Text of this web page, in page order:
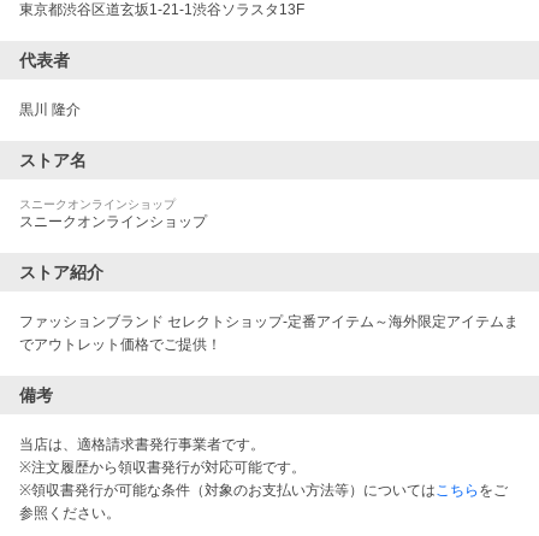
東京都渋谷区道玄坂1-21-1渋谷ソラスタ13F
代表者
黒川 隆介
ストア名
スニークオンラインショップ
スニークオンラインショップ
ストア紹介
ファッションブランド セレクトショップ-定番アイテム～海外限定アイテムま
でアウトレット価格でご提供！
備考
当店は、適格請求書発行事業者です。
※注文履歴から領収書発行が対応可能です。
※領収書発行が可能な条件（対象のお支払い方法等）についてはこちら をご
参照ください。